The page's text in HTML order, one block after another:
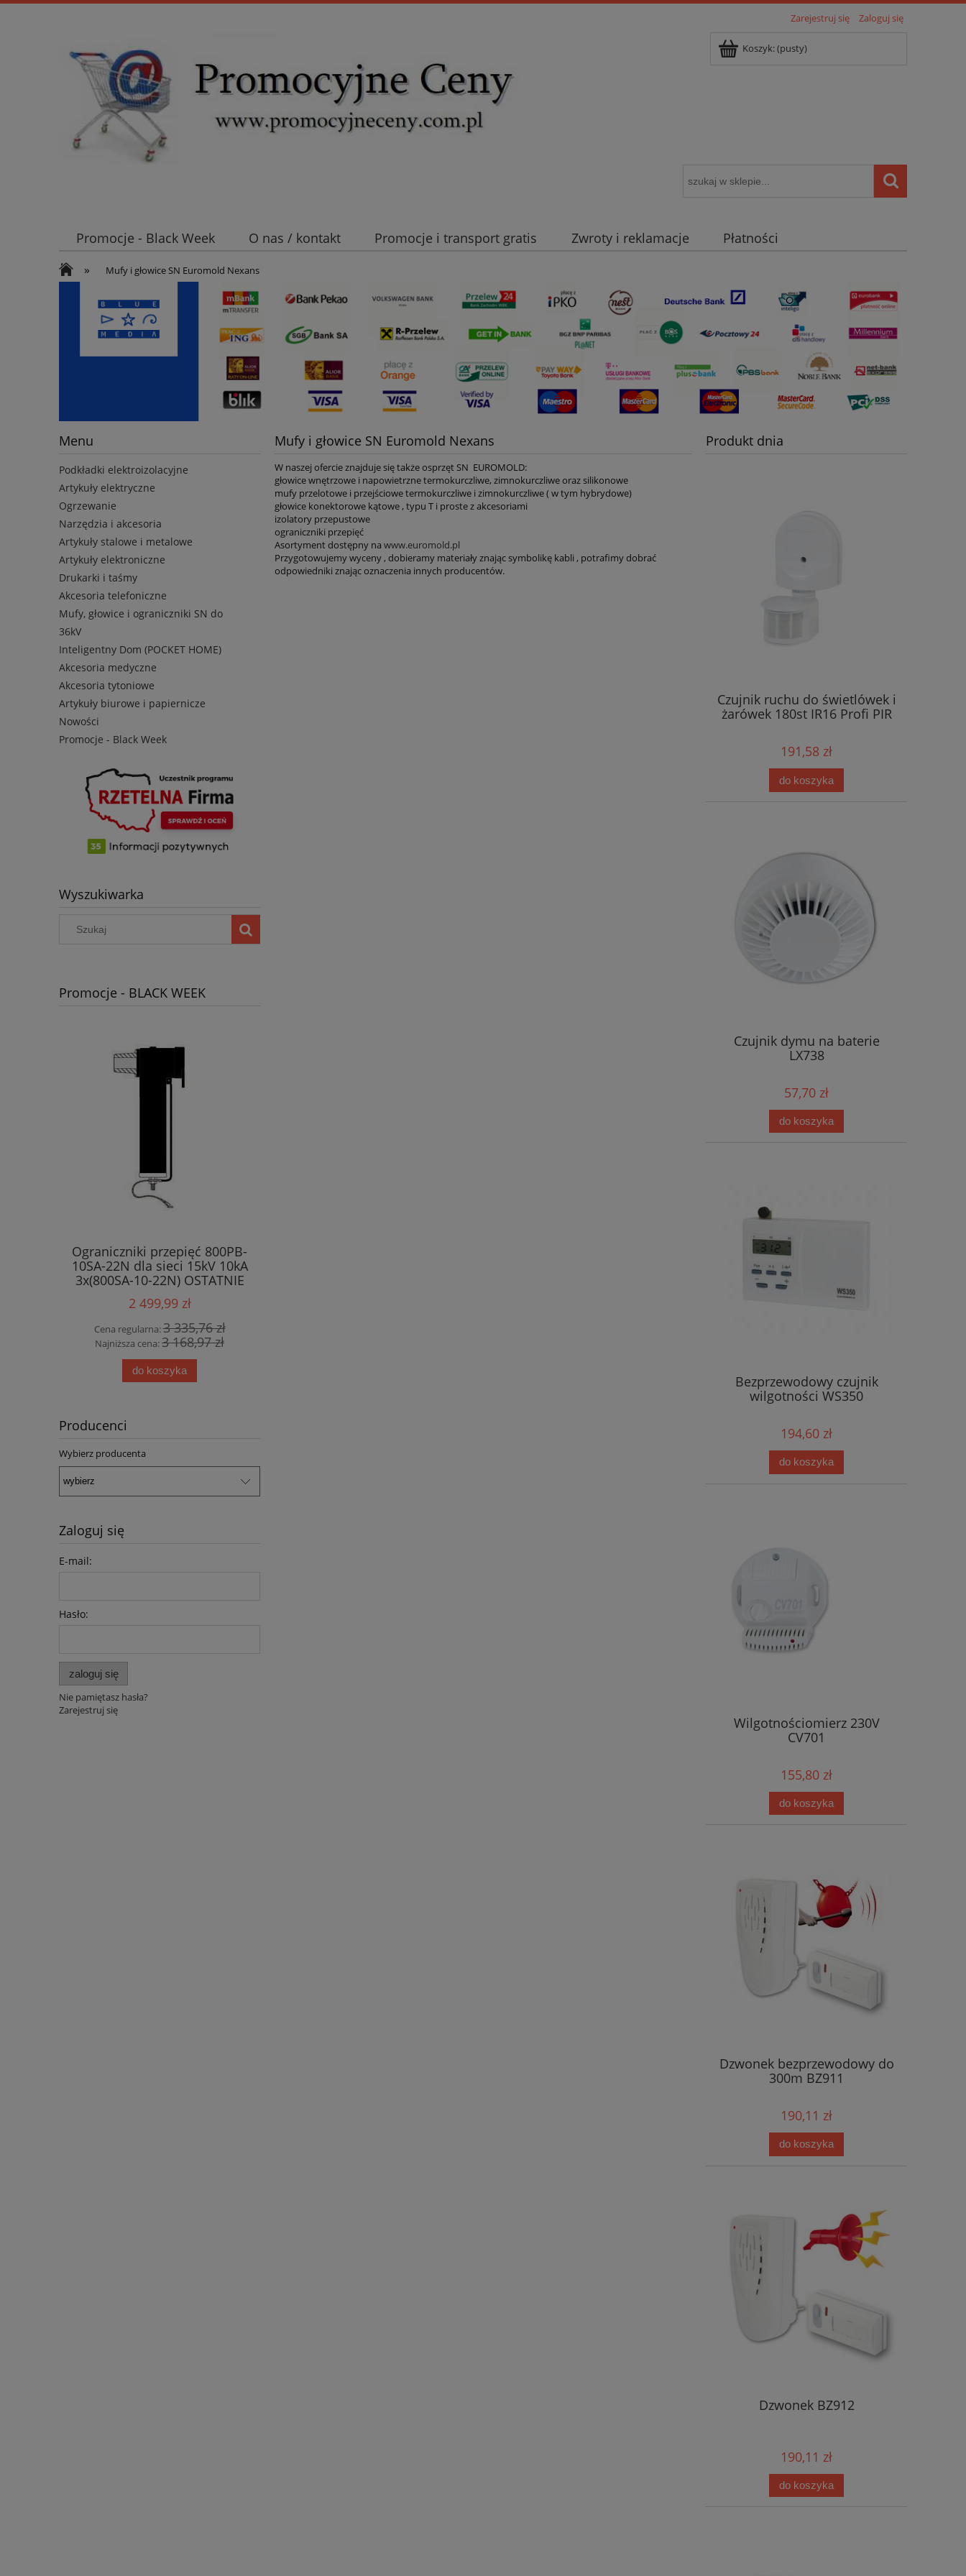
Zarejestruj się Zaloguj się
Koszyk:(pusty)
Promocje - Black Week O nas / kontakt Promocje i transport gratis Zwroty i reklamacje
Płatności
Koszt wysyłki
Mufy i głowice SN Euromold Nexans
» Mufy i głowice SN Euromold Nexans
Menu
Podkładki elektroizolacyjne
Artykuły elektryczne
Ogrzewanie
Narzędzia i akcesoria
Artykuły stalowe i metalowe
Artykuły elektroniczne
Drukarki i taśmy
Akcesoria telefoniczne
Mufy, głowice i ograniczniki SN do
36kV
Inteligentny Dom (POCKET HOME)
Akcesoria medyczne
Akcesoria tytoniowe
Artykuły biurowe i papiernicze
Nowości
Promocje - Black Week
Wyszukiwarka
Promocje - BLACK WEEK
Ograniczniki przepięć 800PB-
10SA-22N dla sieci 15kV 10kA
3x(800SA-10-22N) OSTATNIE
SZTUKI !!!
2 499,99 zł
Cena regularna:3 335,76 zł
Najniższa cena:3 168,97 zł
do koszyka
Producenci
Wybierz producenta
Zaloguj się
E-mail:
Hasło:
zaloguj się
Nie pamiętasz hasła?
Zarejestruj się
Mufy i głowice SN Euromold Nexans
W naszej ofercie znajduje się także osprzęt SN EUROMOLD:
głowice wnętrzowe i napowietrzne termokurczliwe, zimnokurczliwe oraz silikonowe
mufy przelotowe i przejściowe termokurczliwe i zimnokurczliwe ( w tym hybrydowe)
głowice konektorowe kątowe , typu T i proste z akcesoriami
izolatory przepustowe
ograniczniki przepięć
Asortyment dostępny na www.euromold.pl
Przygotowujemy wyceny , dobieramy materiały znając symbolikę kabli , potrafimy dobrać
odpowiedniki znając oznaczenia innych producentów.
Produkt dnia
Czujnik ruchu do świetlówek i
żarówek 180st IR16 Profi PIR
191,58 zł
do koszyka
Czujnik dymu na baterie
LX738
57,70 zł
do koszyka
Bezprzewodowy czujnik
wilgotności WS350
194,60 zł
do koszyka
Wilgotnościomierz 230V
CV701
155,80 zł
do koszyka
Dzwonek bezprzewodowy do
300m BZ911
190,11 zł
do koszyka
Dzwonek BZ912
190,11 zł
do koszyka